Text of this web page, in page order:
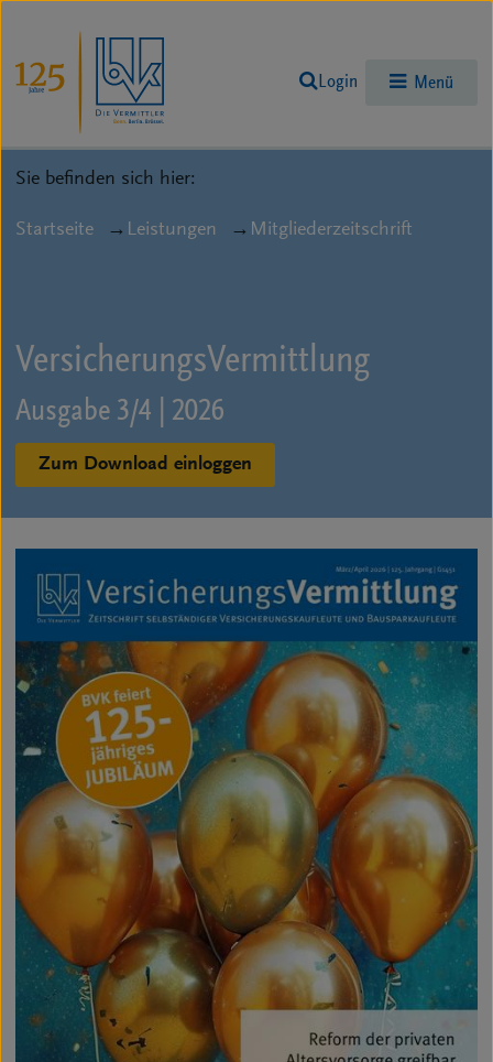
Login Menü
Sie befinden sich hier:
Startseite Leistungen Mitgliederzeitschrift
Versicherungs­Vermittlung
Ausgabe 3/4 | 2026
Zum Download einloggen